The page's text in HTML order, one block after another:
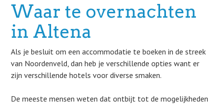
Waar te overnachten
in Altena
Als je besluit om een accommodatie te boeken in de streek
van Noordenveld, dan heb je verschillende opties want er
zijn verschillende hotels voor diverse smaken.
De meeste mensen weten dat ontbijt tot de mogelijkheden